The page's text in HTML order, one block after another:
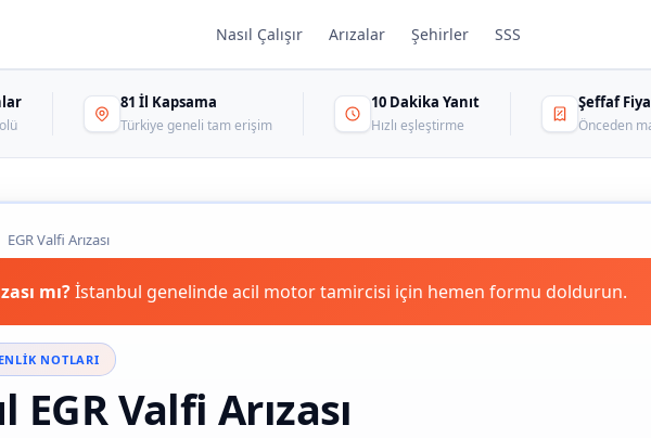
Nasıl Çalışır Arızalar Şehirler SSS
81 İl Kapsama
Türkiye geneli tam erişim
10 Dakika Yanıt
Hızlı eşleştirme
Şeffaf
Önceden
EGR Valfi Arızası
mı?İstanbul genelinde acil motor tamircisi için hemen formu doldurun.
NOTLARI
Valfi Arızası